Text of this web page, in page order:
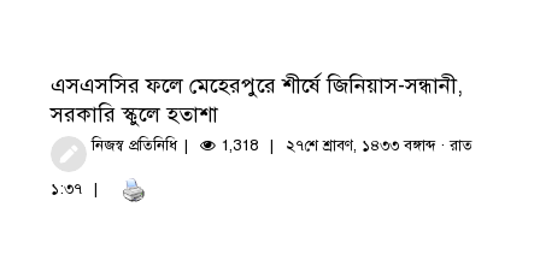
এসএসসির ফলে মেহেরপুরে শীর্ষে জিনিয়াস-সন্ধানী,
সরকারি স্কুলে হতাশা
নিজস্ব প্রতিনিধি 1,318 ২৭শে শ্রাবণ, ১৪৩৩ বঙ্গাব্দ · রাত
১:৩৭